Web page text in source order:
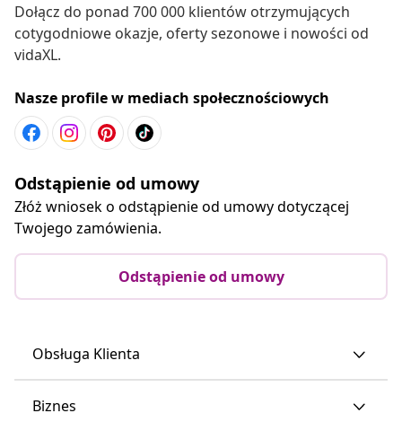
Dołącz do ponad 700 000 klientów otrzymujących
cotygodniowe okazje, oferty sezonowe i nowości od
vidaXL.
Nasze profile w mediach społecznościowych
Odstąpienie od umowy
Złóż wniosek o odstąpienie od umowy dotyczącej
Twojego zamówienia.
Odstąpienie od umowy
Obsługa Klienta
Biznes